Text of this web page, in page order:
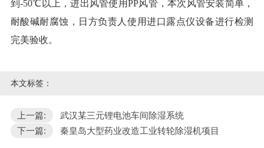
到-50℃以上，进出风管使用PP风管，本次风管安装简单，
耐酸碱耐腐蚀，日方负责人使用进口露点仪设备进行检测
完美验收。
本文标签：
上一篇:
武汉某三元锂电池车间除湿系统
下一篇:
秦皇岛大型药业改造工业转轮除湿机项目